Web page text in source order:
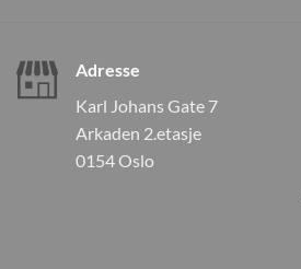
Adresse
Karl Johans Gate 7
Arkaden 2.etasje
0154 Oslo